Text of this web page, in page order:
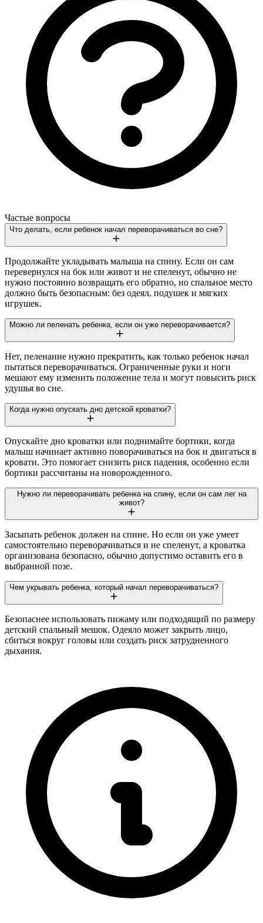
Частые вопросы
Что делать, если ребенок начал переворачиваться во сне?
Продолжайте укладывать малыша на спину. Если он сам
перевернулся на бок или живот и не спеленут, обычно не
нужно постоянно возвращать его обратно, но спальное место
должно быть безопасным: без одеял, подушек и мягких
игрушек.
Можно ли пеленать ребенка, если он уже переворачивается?
Нет, пеленание нужно прекратить, как только ребенок начал
пытаться переворачиваться. Ограниченные руки и ноги
мешают ему изменить положение тела и могут повысить риск
удушья во сне.
Когда нужно опускать дно детской кроватки?
Опускайте дно кроватки или поднимайте бортики, когда
малыш начинает активно поворачиваться на бок и двигаться в
кровати. Это помогает снизить риск падения, особенно если
бортики рассчитаны на новорожденного.
Нужно ли переворачивать ребенка на спину, если он сам лег на
живот?
Засыпать ребенок должен на спине. Но если он уже умеет
самостоятельно переворачиваться и не спеленут, а кроватка
организована безопасно, обычно допустимо оставить его в
выбранной позе.
Чем укрывать ребенка, который начал переворачиваться?
Безопаснее использовать пижаму или подходящий по размеру
детский спальный мешок. Одеяло может закрыть лицо,
сбиться вокруг головы или создать риск затрудненного
дыхания.